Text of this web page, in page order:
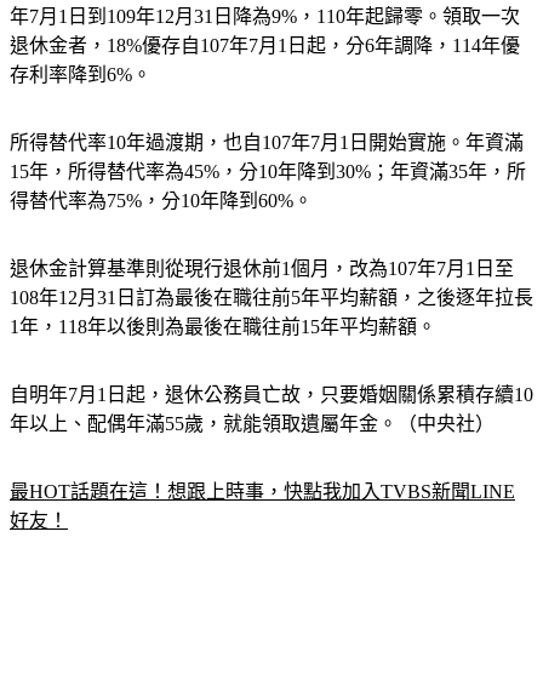
年7月1日到109年12月31日降為9%，110年起歸零。領取一次
退休金者，18%優存自107年7月1日起，分6年調降，114年優
存利率降到6%。
所得替代率10年過渡期，也自107年7月1日開始實施。年資滿
15年，所得替代率為45%，分10年降到30%；年資滿35年，所
得替代率為75%，分10年降到60%。
退休金計算基準則從現行退休前1個月，改為107年7月1日至
108年12月31日訂為最後在職往前5年平均薪額，之後逐年拉長
1年，118年以後則為最後在職往前15年平均薪額。
自明年7月1日起，退休公務員亡故，只要婚姻關係累積存續10
年以上、配偶年滿55歲，就能領取遺屬年金。（中央社）
最HOT話題在這！想跟上時事，快點我加入TVBS新聞LINE
好友！